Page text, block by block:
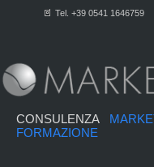
Tel. +39 0541 1646759
CONSULENZA
FORMAZIONE